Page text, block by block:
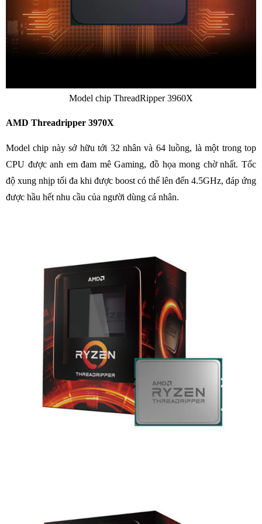
Model chip ThreadRipper 3960X
AMD Threadripper 3970X
Model chip này sở hữu tới 32 nhân và 64 luồng, là một trong top
CPU được anh em đam mê Gaming, đồ họa mong chờ nhất. Tốc
độ xung nhịp tối đa khi được boost có thể lên đến 4.5GHz, đáp ứng
được hầu hết nhu cầu của người dùng cá nhân.